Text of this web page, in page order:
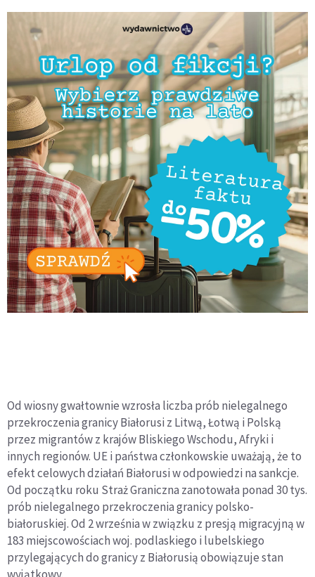
Od wiosny gwałtownie wzrosła liczba prób nielegalnego
przekroczenia granicy Białorusi z Litwą, Łotwą i Polską
przez migrantów z krajów Bliskiego Wschodu, Afryki i
innych regionów. UE i państwa członkowskie uważają, że to
efekt celowych działań Białorusi w odpowiedzi na sankcje.
Od początku roku Straż Graniczna zanotowała ponad 30 tys.
prób nielegalnego przekroczenia granicy polsko-
białoruskiej. Od 2 września w związku z presją migracyjną w
183 miejscowościach woj. podlaskiego i lubelskiego
przylegających do granicy z Białorusią obowiązuje stan